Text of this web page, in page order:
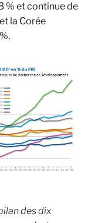
% et continue de
la Corée
des dix